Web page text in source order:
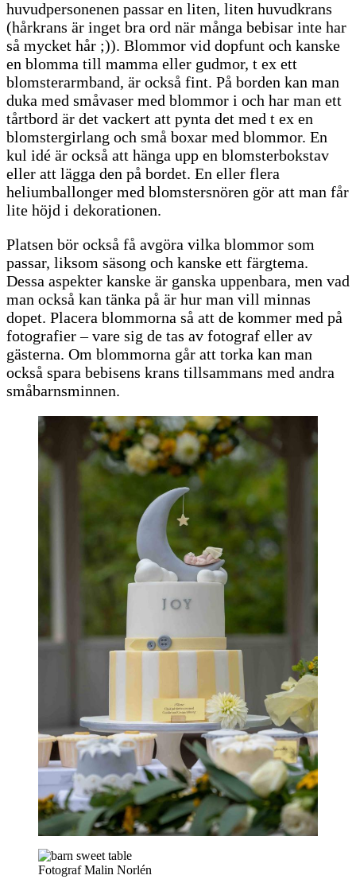
huvudpersonenen passar en liten, liten huvudkrans
(hårkrans är inget bra ord när många bebisar inte har
så mycket hår ;)). Blommor vid dopfunt och kanske
en blomma till mamma eller gudmor, t ex ett
blomsterarmband, är också fint. På borden kan man
duka med småvaser med blommor i och har man ett
tårtbord är det vackert att pynta det med t ex en
blomstergirlang och små boxar med blommor. En
kul idé är också att hänga upp en blomsterbokstav
eller att lägga den på bordet. En eller flera
heliumballonger med blomstersnören gör att man får
lite höjd i dekorationen.
Platsen bör också få avgöra vilka blommor som
passar, liksom säsong och kanske ett färgtema.
Dessa aspekter kanske är ganska uppenbara, men vad
man också kan tänka på är hur man vill minnas
dopet. Placera blommorna så att de kommer med på
fotografier – vare sig de tas av fotograf eller av
gästerna. Om blommorna går att torka kan man
också spara bebisens krans tillsammans med andra
småbarnsminnen.
Fotograf Malin Norlén